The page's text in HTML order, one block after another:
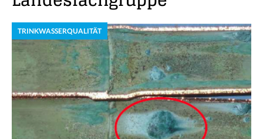
TRINKWASSERQUALITÄT